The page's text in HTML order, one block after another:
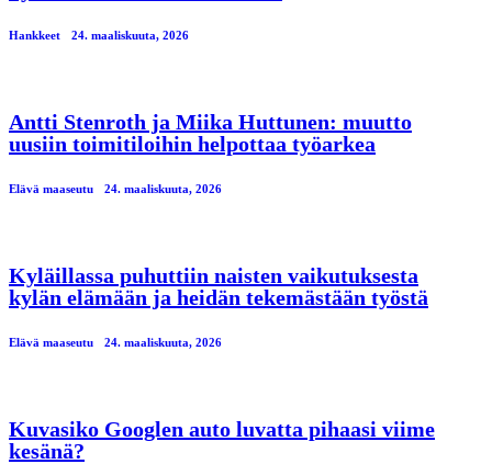
Hankkeet 24. maaliskuuta, 2026
Antti Stenroth ja Miika Huttunen: muutto
uusiin toimitiloihin helpottaa työarkea
Elävä maaseutu 24. maaliskuuta, 2026
Kyläillassa puhuttiin naisten vaikutuksesta
kylän elämään ja heidän tekemästään työstä
Elävä maaseutu 24. maaliskuuta, 2026
Kuvasiko Googlen auto luvatta pihaasi viime
kesänä?